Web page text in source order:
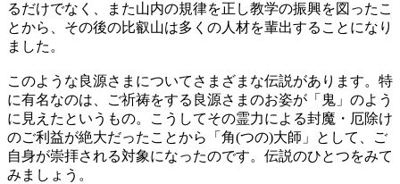
るだけでなく、また山内の規律を正し教学の振興を図ったこ
とから、その後の比叡山は多くの人材を輩出することになり
ました。
このような良源さまについてさまざまな伝説があります。特
に有名なのは、ご祈祷をする良源さまのお姿が「鬼」のよう
に見えたというもの。こうしてその霊力による封魔・厄除け
のご利益が絶大だったことから「角(つの)大師」として、ご
自身が崇拝される対象になったのです。伝説のひとつをみて
みましょう。